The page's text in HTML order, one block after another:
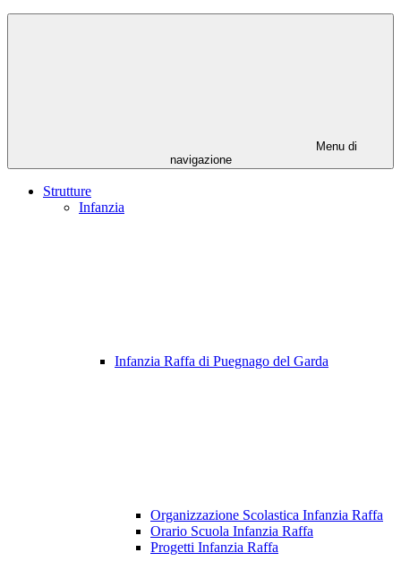
Menu di
navigazione
Strutture
Infanzia
Infanzia Raffa di Puegnago del Garda
Organizzazione Scolastica Infanzia Raffa
Orario Scuola Infanzia Raffa
Progetti Infanzia Raffa